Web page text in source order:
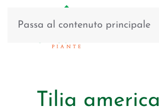
Passa al contenuto principale
Tilia